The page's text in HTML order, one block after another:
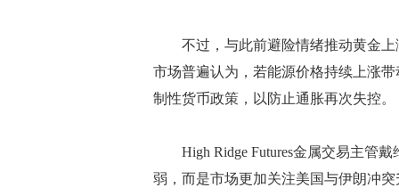
不过，与此前避险情绪推动黄金上
市场普遍认为，若能源价格持续上涨
制性货币政策，以防止通胀再次失控。
High Ridge Futures金属交易主管戴
弱，而是市场更加关注美国与伊朗冲